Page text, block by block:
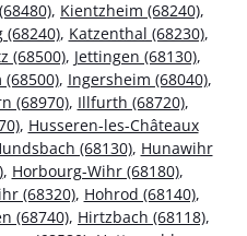
, Kientzheim (68240),
(68240), Katzenthal (68230),
(68500), Jettingen (68130),
, Ingersheim (68040),
(68970), Illfurth (68720),
, Husseren-les-Châteaux
(68130), Hunawihr
, Horbourg-Wihr (68180),
(68320), Hohrod (68140),
(68740), Hirtzbach (68118),